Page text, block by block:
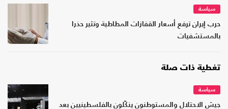
سياسة
حرب إيران ترفع أسعار القفازات المطاطية وتثير حذرا
بالمستشفيات
تغطية ذات صلة
سياسة
جيش الاحتلال والمستوطنون ينكّلون بالفلسطينيين بعد